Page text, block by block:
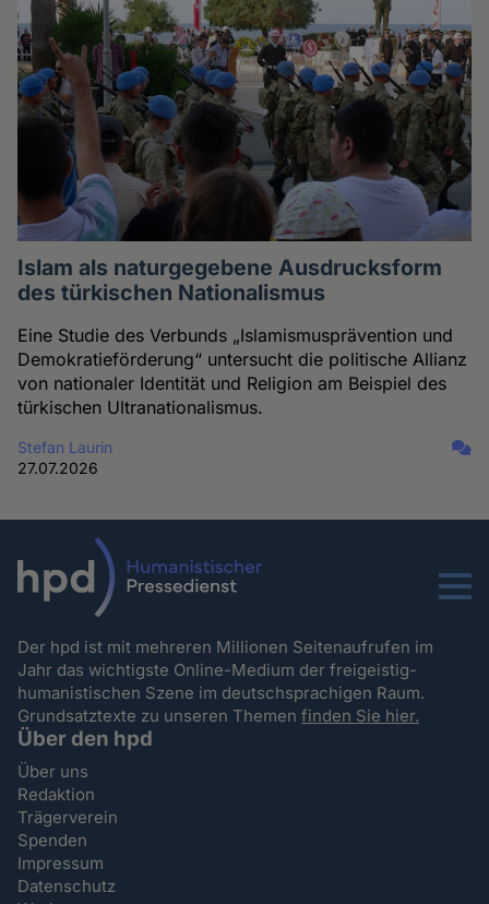
Islam als naturgegebene Ausdrucksform
des türkischen Nationalismus
Eine Studie des Verbunds „Islamismusprävention und
Demokratieförderung“ untersucht die politische Allianz
von nationaler Identität und Religion am Beispiel des
türkischen Ultranationalismus.
Stefan Laurin
27.07.2026
Menu
Der hpd ist mit mehreren Millionen Seitenaufrufen im
Jahr das wichtigste Online-Medium der freigeistig-
humanistischen Szene im deutschsprachigen Raum.
Grundsatztexte zu unseren Themenfinden Sie hier.
Über den hpd
Über uns
Redaktion
Trägerverein
Spenden
Impressum
Datenschutz